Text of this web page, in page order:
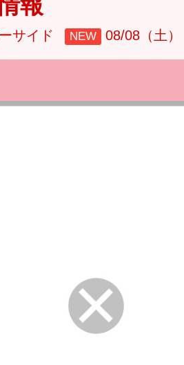
サイド NEW 08/08（土）